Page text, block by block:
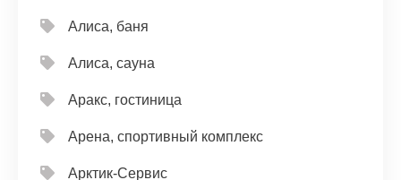
Алиса, баня
Алиса, сауна
Аракс, гостиница
Арена, спортивный комплекс
Арктик-Сервис